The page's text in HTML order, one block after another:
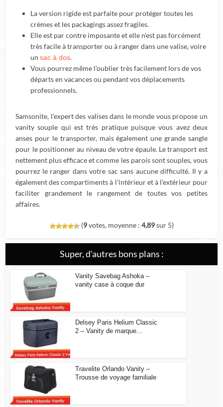
La version rigide est parfaite pour protéger toutes les
crèmes et les packagings assez fragiles.
Elle est par contre imposante et elle n’est pas forcément
très facile à transporter ou à ranger dans une valise, voire
unsac à dos.
Vous pourrez même l’oublier très facilement lors de vos
départs en vacances ou pendant vos déplacements
professionnels.
Samsonite, l’expert des valises dans le monde vous propose un
vanity souple qui est très pratique puisque vous avez deux
anses pour le transporter, mais également une grande sangle
pour le positionner au niveau de votre épaule. Le transport est
nettement plus efficace et comme les parois sont souples, vous
pourrez le ranger dans votre sac sans aucune difficulté. Il y a
également des compartiments à l’intérieur et à l’extérieur pour
faciliter grandement le rangement de toutes vos petites
affaires.
(9votes, moyenne : 4,89sur 5)
Super, d'autres bons plans :
Vanity Savebag Ashoka –
vanity case à coque dur
Delsey Paris Helium Classic
2 – Vanity de marque...
Travelite Orlando Vanity –
Trousse de voyage familiale